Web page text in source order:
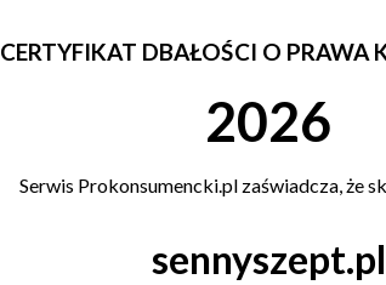
CERTYFIKAT DBAŁOŚCI O PRAWA
2026
Serwis Prokonsumencki.pl zaświadcza, że
sennyszept.pl